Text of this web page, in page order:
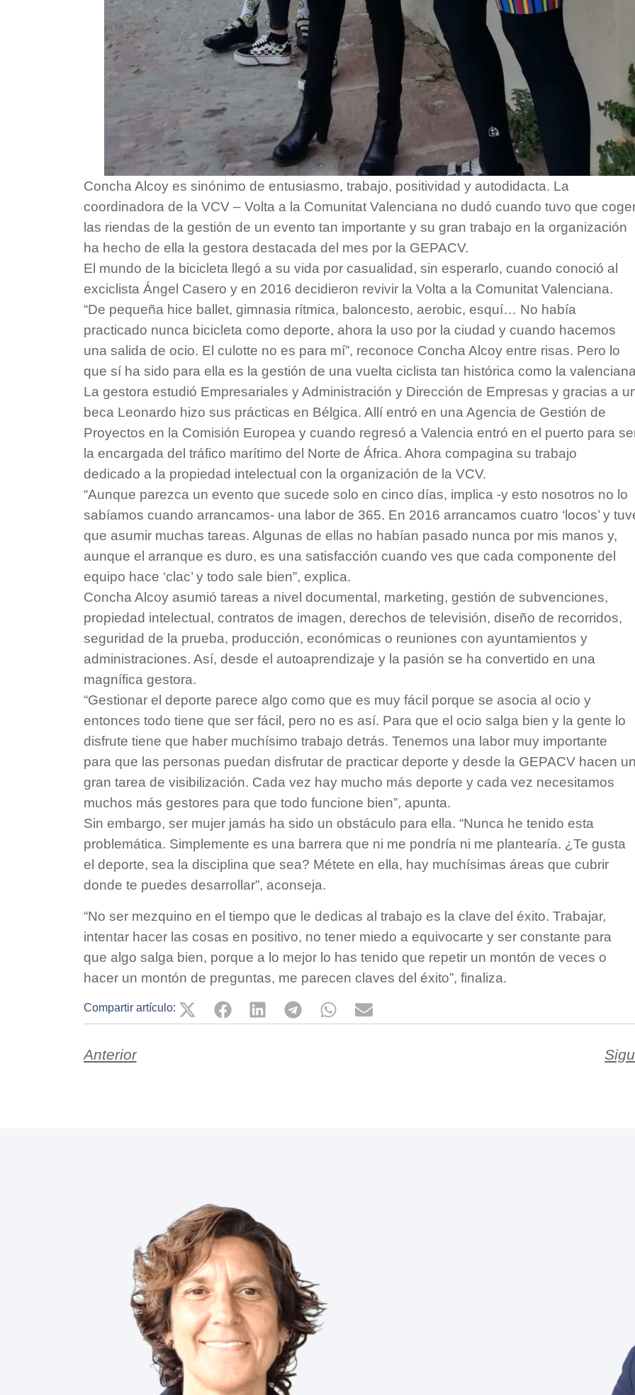
Concha Alcoy es sinónimo de entusiasmo, trabajo, positividad y autodidacta. La
coordinadora de la VCV – Volta a la Comunitat Valenciana no dudó cuando tuvo que
las riendas de la gestión de un evento tan importante y su gran trabajo en la organización
ha hecho de ella la gestora destacada del mes por la GEPACV.
El mundo de la bicicleta llegó a su vida por casualidad, sin esperarlo, cuando conoció al
exciclista Ángel Casero y en 2016 decidieron revivir la Volta a la Comunitat Valenciana.
“De pequeña hice ballet, gimnasia rítmica, baloncesto, aerobic, esquí… No había
practicado nunca bicicleta como deporte, ahora la uso por la ciudad y cuando hacemos
una salida de ocio. El culotte no es para mí”, reconoce Concha Alcoy entre risas. Pero lo
que sí ha sido para ella es la gestión de una vuelta ciclista tan histórica como la
La gestora estudió Empresariales y Administración y Dirección de Empresas y gracias a
beca Leonardo hizo sus prácticas en Bélgica. Allí entró en una Agencia de Gestión de
Proyectos en la Comisión Europea y cuando regresó a Valencia entró en el puerto para
la encargada del tráfico marítimo del Norte de África. Ahora compagina su trabajo
dedicado a la propiedad intelectual con la organización de la VCV.
“Aunque parezca un evento que sucede solo en cinco días, implica -y esto nosotros no lo
sabíamos cuando arrancamos- una labor de 365. En 2016 arrancamos cuatro ‘locos’ y
que asumir muchas tareas. Algunas de ellas no habían pasado nunca por mis manos y,
aunque el arranque es duro, es una satisfacción cuando ves que cada componente del
equipo hace ‘clac’ y todo sale bien”, explica.
Concha Alcoy asumió tareas a nivel documental, marketing, gestión de subvenciones,
propiedad intelectual, contratos de imagen, derechos de televisión, diseño de recorridos,
seguridad de la prueba, producción, económicas o reuniones con ayuntamientos y
administraciones. Así, desde el autoaprendizaje y la pasión se ha convertido en una
magnífica gestora.
“Gestionar el deporte parece algo como que es muy fácil porque se asocia al ocio y
entonces todo tiene que ser fácil, pero no es así. Para que el ocio salga bien y la gente lo
disfrute tiene que haber muchísimo trabajo detrás. Tenemos una labor muy importante
para que las personas puedan disfrutar de practicar deporte y desde la GEPACV hacen
gran tarea de visibilización. Cada vez hay mucho más deporte y cada vez necesitamos
muchos más gestores para que todo funcione bien”, apunta.
Sin embargo, ser mujer jamás ha sido un obstáculo para ella. “Nunca he tenido esta
problemática. Simplemente es una barrera que ni me pondría ni me plantearía. ¿Te gusta
el deporte, sea la disciplina que sea? Métete en ella, hay muchísimas áreas que cubrir
donde te puedes desarrollar”, aconseja.
“No ser mezquino en el tiempo que le dedicas al trabajo es la clave del éxito. Trabajar,
intentar hacer las cosas en positivo, no tener miedo a equivocarte y ser constante para
que algo salga bien, porque a lo mejor lo has tenido que repetir un montón de veces o
hacer un montón de preguntas, me parecen claves del éxito”, finaliza.
Compartir artículo:
Anterior